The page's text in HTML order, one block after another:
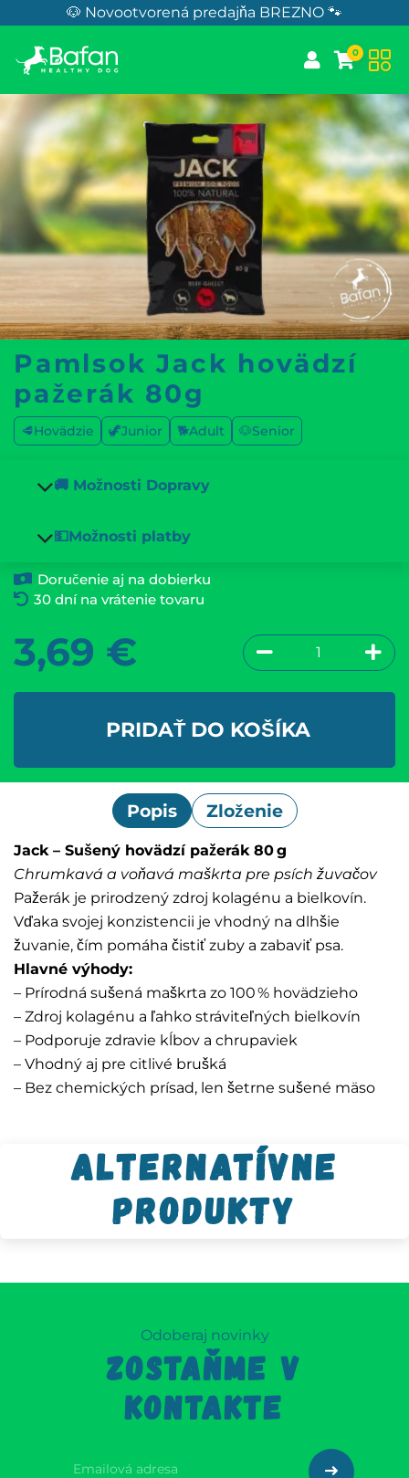
Skip to Content🐶 Novootvorená predajňa BREZNO 🐾
0
Pamlsok Jack hovädzí
pažerák 80g
🥩Hovädzie 🦖Junior 🐕Adult 🐶Senior
🚚 Možnosti Dopravy
💵Možnosti platby
Doručenie aj na dobierku
30 dní na vrátenie tovaru
3,69 €
PRIDAŤ DO KOŠÍKA
Popis Zloženie
Jack – Sušený hovädzí pažerák 80 g
Chrumkavá a voňavá maškrta pre psích žuvačov
Pažerák je prirodzený zdroj kolagénu a bielkovín.
Vďaka svojej konzistencii je vhodný na dlhšie
žuvanie, čím pomáha čistiť zuby a zabaviť psa.
Hlavné výhody:
– Prírodná sušená maškrta zo 100 % hovädzieho
– Zdroj kolagénu a ľahko stráviteľných bielkovín
– Podporuje zdravie kĺbov a chrupaviek
– Vhodný aj pre citlivé brušká
– Bez chemických prísad, len šetrne sušené mäso
Alternatívne
produkty
Odoberaj novinky
ZOSTAŇME V
KONTAKTE